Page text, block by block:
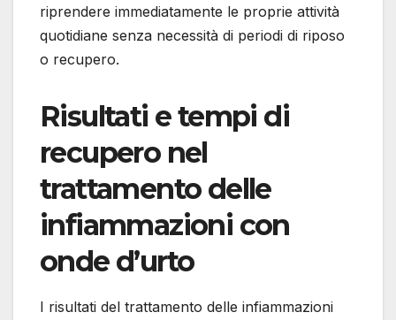
riprendere immediatamente le proprie attività
quotidiane senza necessità di periodi di riposo
o recupero.
Risultati e tempi di
recupero nel
trattamento delle
infiammazioni con
onde d’urto
I risultati del trattamento delle infiammazioni